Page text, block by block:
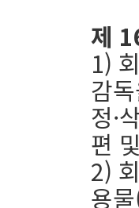
제
1)
감
정·
편
2)
용